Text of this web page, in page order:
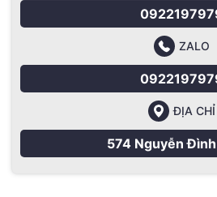
Wi-Fi 7 (chip Wi-Fi 6E
Camera
12MP Center
Stage, Desk
12MP
Center
Stage
ZALO
ĐỊA CHỈ
574 Nguyễn